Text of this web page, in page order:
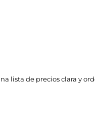
lista de precios clara y